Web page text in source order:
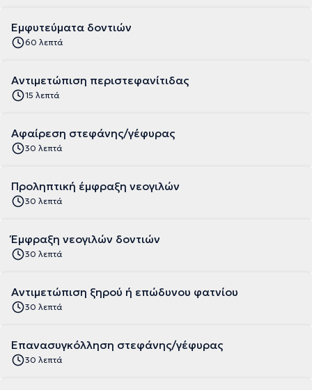
Εμφυτεύματα δοντιών
60 λεπτά
Αντιμετώπιση περιστεφανίτιδας
15 λεπτά
Αφαίρεση στεφάνης/γέφυρας
30 λεπτά
Προληπτική έμφραξη νεογιλών
30 λεπτά
Έμφραξη νεογιλών δοντιών
30 λεπτά
Αντιμετώπιση ξηρού ή επώδυνου φατνίου
30 λεπτά
Επανασυγκόλληση στεφάνης/γέφυρας
30 λεπτά